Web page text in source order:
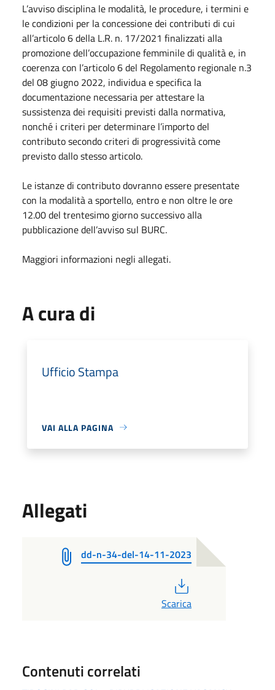
L’avviso disciplina le modalità, le procedure, i termini e
le condizioni per la concessione dei contributi di cui
all’articolo 6 della L.R. n. 17/2021 finalizzati alla
promozione dell’occupazione femminile di qualità e, in
coerenza con l’articolo 6 del Regolamento regionale n.3
del 08 giugno 2022, individua e specifica la
documentazione necessaria per attestare la
sussistenza dei requisiti previsti dalla normativa,
nonché i criteri per determinare l’importo del
contributo secondo criteri di progressività come
previsto dallo stesso articolo.
Le istanze di contributo dovranno essere presentate
con la modalità a sportello, entro e non oltre le ore
12.00 del trentesimo giorno successivo alla
pubblicazione dell’avviso sul BURC.
Maggiori informazioni negli allegati.
A cura di
Ufficio Stampa
VAI ALLA PAGINA
Allegati
dd-n-34-del-14-11-2023
Scarica
Contenuti correlati